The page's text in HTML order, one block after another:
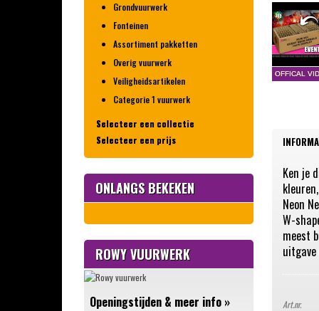
Grondvuurwerk
Fonteinen
Assortiment pakketten
Overig vuurwerk
Veiligheidsartikelen
Categorie 1 vuurwerk
Selecteer een collectie
Brutal Explosions
Rubro Event Series
VOLT! Fireworks
Barely Legal
Rubro Fireworks
Rubro Die Bombe Vuurwerk
Rubro Supersetknallers
Selecteer een prijs
10 – 25 euro
25 - 50 euro
100 - 200 euro
200+ euro
ONLANGS BEKEKEN
ROWY VUURWERK
Openingstijden & meer info »
Ken je
Neon
W-
meest
Art.nr.